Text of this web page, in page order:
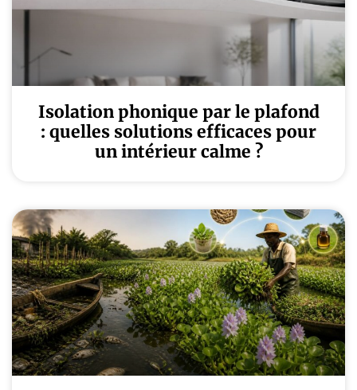
Isolation phonique par le plafond
: quelles solutions efficaces pour
un intérieur calme ?